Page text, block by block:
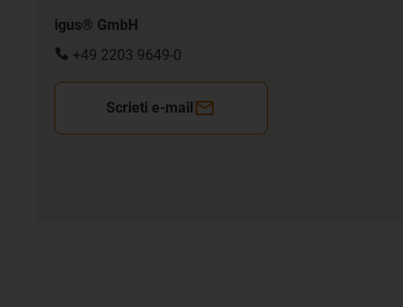
igus® GmbH
+49 2203 9649-0
Scrieti e-mail